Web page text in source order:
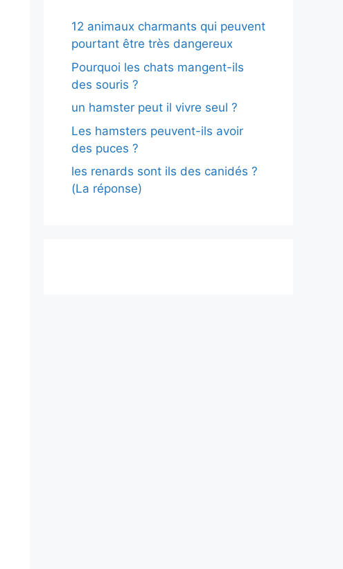
12 animaux charmants qui peuvent
pourtant être très dangereux
Pourquoi les chats mangent-ils
des souris ?
un hamster peut il vivre seul ?
Les hamsters peuvent-ils avoir
des puces ?
les renards sont ils des canidés ?
(La réponse)